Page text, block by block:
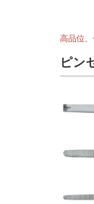
高品位
ピン